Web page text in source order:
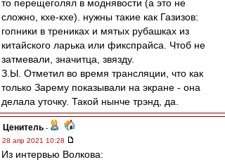
то перещеголял в моднявости (а это не
сложно, кхе-кхе). нужны такие как Газизов:
гопники в трениках и мятых рубашках из
китайского ларька или фикспрайса. Чтоб не
затмевали, значитца, звязду.
З.Ы. Отметил во время трансляции, что как
только Зарему показывали на экране - она
делала уточку. Такой нынче трэнд, да.
Ценитель -
28 апр 2021 10:28
Из интервью Волкова: